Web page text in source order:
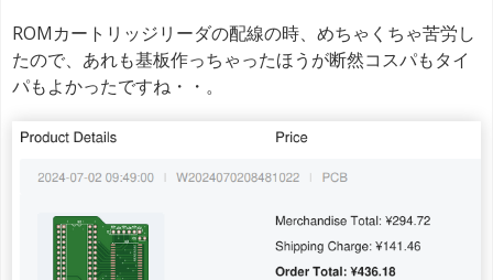
ROMカートリッジリーダの配線の時、めちゃくちゃ苦労し
たので、あれも基板作っちゃったほうが断然コスパもタイ
パもよかったですね・・。